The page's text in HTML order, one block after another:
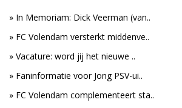
» In Memoriam: Dick Veerman (van..
» FC Volendam versterkt middenve..
» Vacature: word jij het nieuwe ..
» Faninformatie voor Jong PSV-ui..
» FC Volendam complementeert sta..